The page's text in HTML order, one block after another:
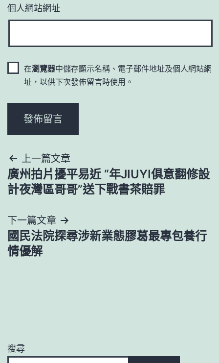
個人網站網址
在瀏覽器中儲存顯示名稱、電子郵件地址及個人網站網
址，以供下次發佈留言時使用。
文
章
覽
上一篇文章
廣州拍片擾平易近 “年JIUYI俱意翻修設
計夜灣區哥哥”送下戰書茶賠罪
下一篇文章
國民法院探尋涉新業態膠葛最專包養行
情優解
搜尋